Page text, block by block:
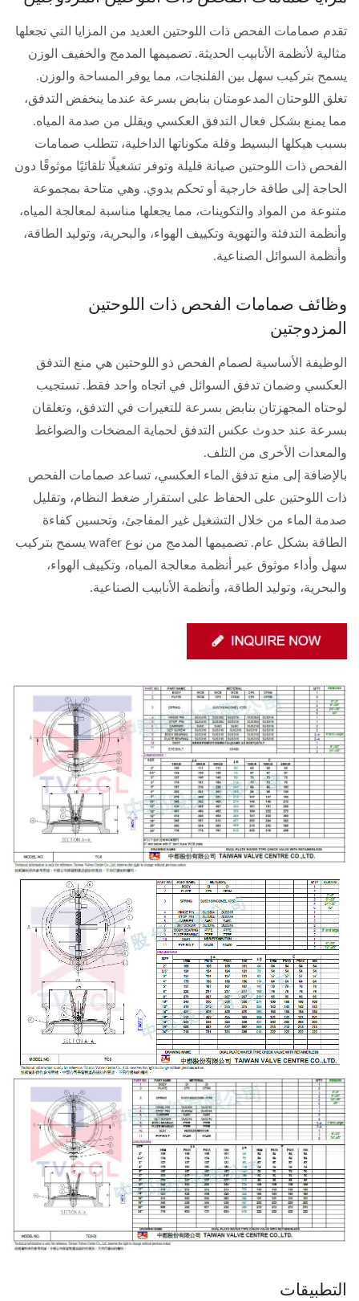
تقدم صمامات الفحص ذات اللوحتين العديد من المزايا التي تجعلها
مثالية لأنظمة الأنابيب الحديثة. تصميمها المدمج والخفيف الوزن
يسمح بتركيب سهل بين الفلنجات، مما يوفر المساحة والوزن.
تغلق اللوحتان المدعومتان بنابض بسرعة عندما ينخفض التدفق،
مما يمنع بشكل فعال التدفق العكسي ويقلل من صدمة المياه.
بسبب هيكلها البسيط وقلة مكوناتها الداخلية، تتطلب صمامات
الفحص ذات اللوحتين صيانة قليلة وتوفر تشغيلًا تلقائيًا موثوقًا دون
الحاجة إلى طاقة خارجية أو تحكم يدوي. وهي متاحة بمجموعة
متنوعة من المواد والتكوينات، مما يجعلها مناسبة لمعالجة المياه،
وأنظمة التدفئة والتهوية وتكييف الهواء، والبحرية، وتوليد الطاقة،
وأنظمة السوائل الصناعية.
وظائف صمامات الفحص ذات اللوحتين
المزدوجتين
الوظيفة الأساسية لصمام الفحص ذو اللوحتين هي منع التدفق
العكسي وضمان تدفق السوائل في اتجاه واحد فقط. تستجيب
لوحتاه المجهزتان بنابض بسرعة للتغيرات في التدفق، وتغلقان
بسرعة عند حدوث عكس التدفق لحماية المضخات والضواغط
والمعدات الأخرى من التلف.
بالإضافة إلى منع تدفق الماء العكسي، تساعد صمامات الفحص
ذات اللوحتين على الحفاظ على استقرار ضغط النظام، وتقليل
صدمة الماء من خلال التشغيل غير المفاجئ، وتحسين كفاءة
الطاقة بشكل عام. تصميمها المدمج من نوع wafer يسمح بتركيب
سهل وأداء موثوق عبر أنظمة معالجة المياه، وتكييف الهواء،
والبحرية، وتوليد الطاقة، وأنظمة الأنابيب الصناعية.
التطبيقات